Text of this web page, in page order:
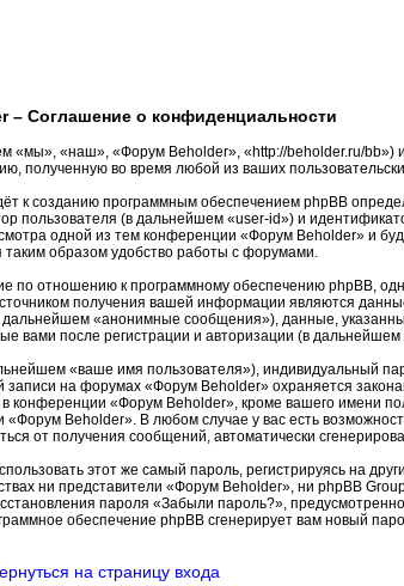
– Соглашение о конфиденциальности
«мы», «наш», «Форум Beholder», «http://beholder.ru/
полученную во время любой из ваших
к созданию программным обеспечением phpBB
пользователя (в дальнейшем «user-id») и
одной из тем конференции «Форум Beholder» и
образом удобство работы с форумами.
отношению к программному обеспечению phpBB,
получения вашей информации являются
«анонимные сообщения»), данные,
вами после регистрации и авторизации (в
«ваше имя пользователя»), индивидуальный
на форумах «Форум Beholder» охраняется
«Форум Beholder», кроме вашего имени
Beholder». В любом случае у вас есть
от получения сообщений, автоматически
этот же самый пароль, регистрируясь на
ни представители «Форум Beholder», ни phpBB
пароля «Забыли пароль?»,
обеспечение phpBB сгенерирует вам новый
на страницу входа